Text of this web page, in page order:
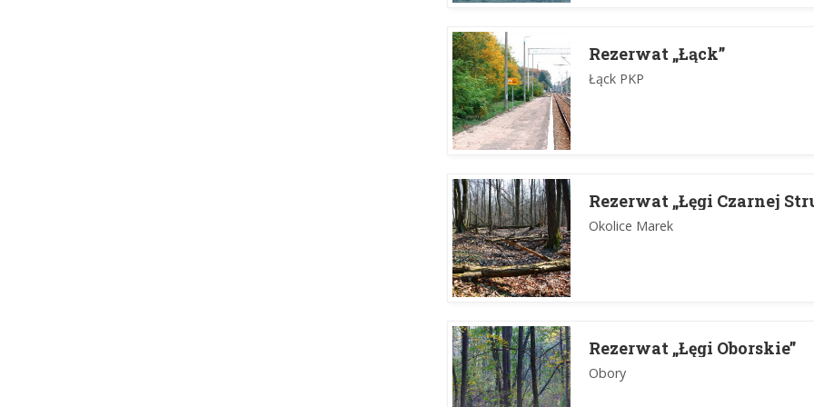
Rezerwat „Łąck”
Łąck PKP
Rezerwat „Łęgi Czarnej
Okolice Marek
Rezerwat „Łęgi Oborskie”
Obory